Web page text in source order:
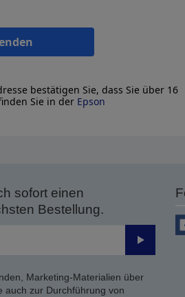
bestätigen Sie, dass Sie über 16
Sie in der Epson
sofort einen
Bestellung.
Senden
Marketing-Materialien über
auch zur Durchführung von